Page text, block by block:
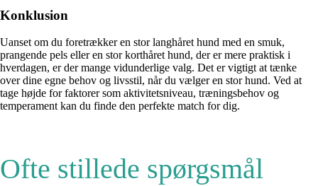
Konklusion
Uanset om du foretrækker en stor langhåret hund med en smuk,
prangende pels eller en stor korthåret hund, der er mere praktisk i
hverdagen, er der mange vidunderlige valg. Det er vigtigt at tænke
over dine egne behov og livsstil, når du vælger en stor hund. Ved at
tage højde for faktorer som aktivitetsniveau, træningsbehov og
temperament kan du finde den perfekte match for dig.
Ofte stillede spørgsmål